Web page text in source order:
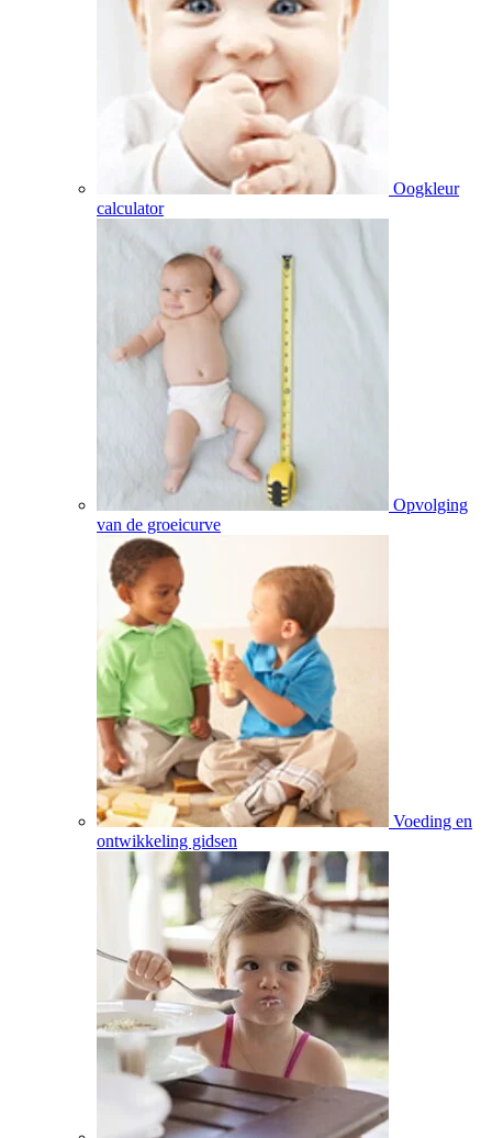
Oogkleur
calculator
Opvolging
van de groeicurve
Voeding en
ontwikkeling gidsen